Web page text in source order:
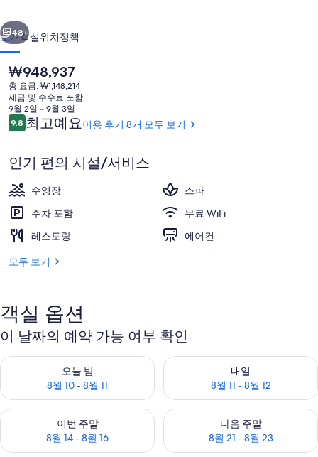
조
트
발
리
의
진
갤
러
리
야외 수영장, 일광욕 의자
다음
48+
소개객실위치정책
현
재
가
격
은
₩948,937
₩948,937
총 요금: ₩1,148,214
세금 및 수수료 포함
9월 2일 ~ 9월 3일
이
용
기
9.810점 만점 중 9.8점.
최고예요이용 후기 8개 모두 보기
인기 편의 시설/서비스
수영장
스파
주차 포함
무료 WiFi
레스토랑
에어컨
모두 보기
객실 옵션
이 날짜의 예약 가능 여부 확인
오늘 밤
8월 10 - 8월 11
오늘 밤 예약 가능 여부 확인, 8월 10 - 8월 11
내일
8월 11 - 8월 12
내일 예약 가능 여부 확인, 8월
이번 주말
8월 14 - 8월 16
이번 주말 예약 가능 여부 확인, 8월 14 - 8월 16
다음 주말
8월 21 - 8월 23
다음 주말 예약 가능 여부 확인